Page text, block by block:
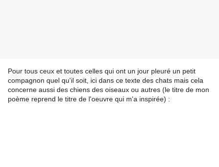
Pour tous ceux et toutes celles qui ont un jour pleuré un petit
compagnon quel qu'il soit, ici dans ce texte des chats mais cela
concerne aussi des chiens des oiseaux ou autres (le titre de mon
poème reprend le titre de l'oeuvre qui m'a inspirée) :